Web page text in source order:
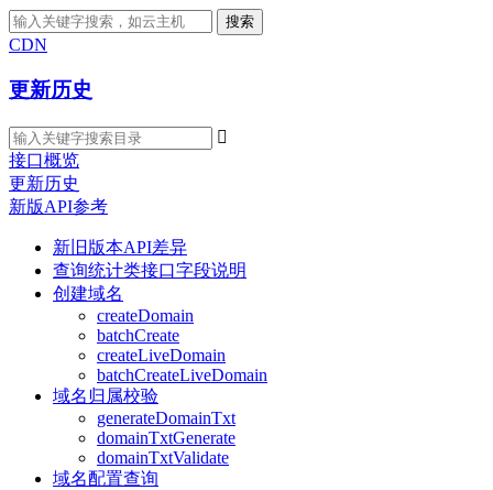
搜索
CDN
更新历史

接口概览
更新历史
新版API参考
新旧版本API差异
查询统计类接口字段说明
创建域名
createDomain
batchCreate
createLiveDomain
batchCreateLiveDomain
域名归属校验
generateDomainTxt
domainTxtGenerate
domainTxtValidate
域名配置查询